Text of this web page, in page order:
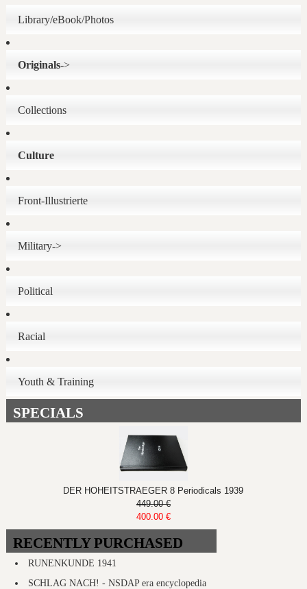
Library/eBook/Photos
Originals->
Collections
Culture
Front-Illustrierte
Military->
Political
Racial
Youth & Training
SPECIALS
DER HOHEITSTRAEGER 8 Periodicals 1939
449.00 €
400.00 €
RECENTLY PURCHASED
RUNENKUNDE 1941
SCHLAG NACH! - NSDAP era encyclopedia